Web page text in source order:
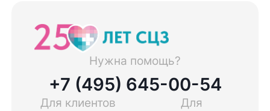
Нужна помощь?
+7 (495) 645-00-54
Для клиентов
Для